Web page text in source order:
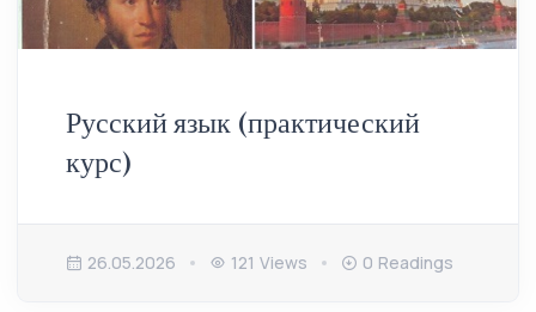
Русский язык (практический
курс)
26.05.2026 121 Views 0 Readings